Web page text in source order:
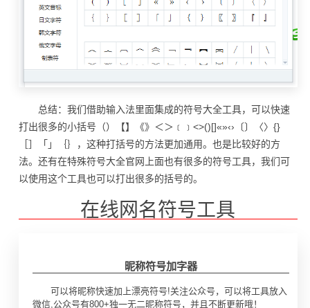
总结：我们借助输入法里面集成的符号大全工具，可以快速
打出很多的小括号（）【】《》＜＞﹝﹞<>()[]«»‹›〔〕〈〉{}
［］「」｛｝，这种打括号的方法更加通用。也是比较好的方
法。还有在特殊符号大全官网上面也有很多的符号工具，我们可
以使用这个工具也可以打出很多的括号的。
在线网名符号工具
昵称符号加字器
可以将昵称快速加上漂亮符号!关注公众号，可以将工具放入
微信,公众号有800+独一无二昵称符号，并且不断更新哦！